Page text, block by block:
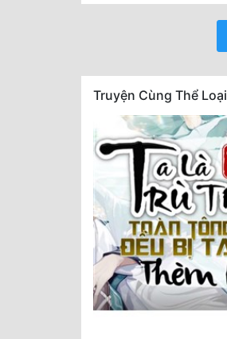
Truyện Cùng Thể Loại